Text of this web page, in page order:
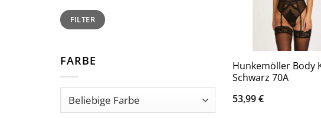
Min.
Preis
Max.
PreisFILTER
FARBE
Hunkemöller Body
Schwarz 70A
53,99€